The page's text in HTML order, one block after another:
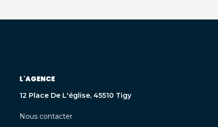
L'AGENCE
12 Place De L'église, 45510 Tigy
Nous contacter